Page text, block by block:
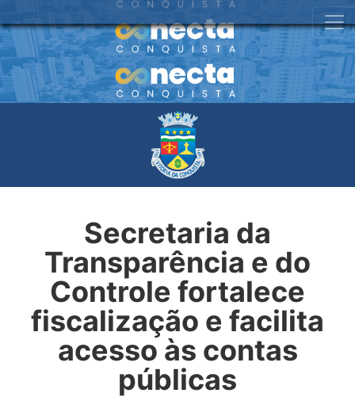
Secretaria da
Transparência e do
Controle fortalece
fiscalização e facilita
acesso às contas
públicas